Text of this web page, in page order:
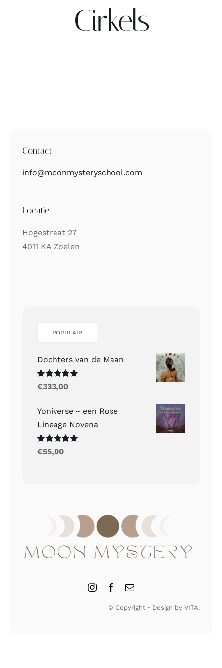
Contact
Cirkels
Contact
info@moonmysteryschool.com
Locatie
Hogestraat 27
4011 KA Zoelen
POPULAIR
Dochters van de Maan
Gewaardeerd
uit 5
€333,00
Yoniverse ~ een Rose
Lineage Novena
Gewaardeerd
uit 5
€55,00
© Copyright • Design by VITA.